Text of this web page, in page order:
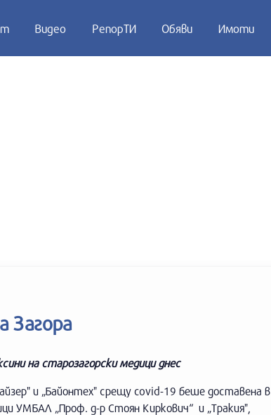
Видео РепорТИ Обяви Имоти
Загора
на старозагорски медици днес
и „Байонтех" срещу covid-19 беше доставена в
УМБАЛ „Проф. д-р Стоян Киркович“ и „Тракия",